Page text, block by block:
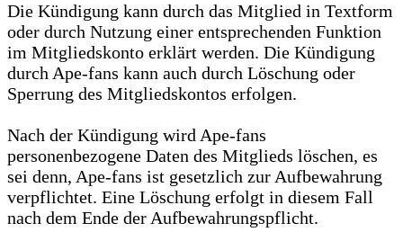
Die Kündigung kann durch das Mitglied in Textform
oder durch Nutzung einer entsprechenden Funktion
im Mitgliedskonto erklärt werden. Die Kündigung
durch Ape-fans kann auch durch Löschung oder
Sperrung des Mitgliedskontos erfolgen.
Nach der Kündigung wird Ape-fans
personenbezogene Daten des Mitglieds löschen, es
sei denn, Ape-fans ist gesetzlich zur Aufbewahrung
verpflichtet. Eine Löschung erfolgt in diesem Fall
nach dem Ende der Aufbewahrungspflicht.